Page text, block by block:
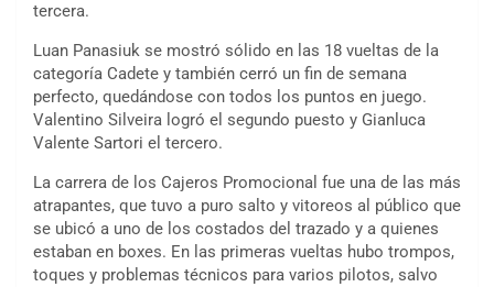
tercera.
Luan Panasiuk se mostró sólido en las 18 vueltas de la
categoría Cadete y también cerró un fin de semana
perfecto, quedándose con todos los puntos en juego.
Valentino Silveira logró el segundo puesto y Gianluca
Valente Sartori el tercero.
La carrera de los Cajeros Promocional fue una de las más
atrapantes, que tuvo a puro salto y vitoreos al público que
se ubicó a uno de los costados del trazado y a quienes
estaban en boxes. En las primeras vueltas hubo trompos,
toques y problemas técnicos para varios pilotos, salvo